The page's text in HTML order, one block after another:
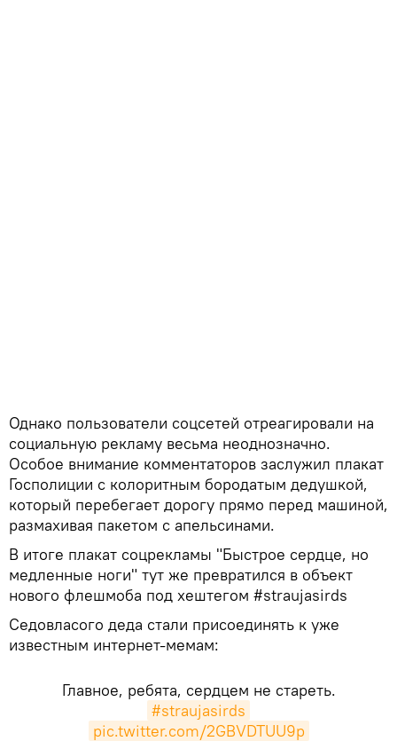
Однако пользователи соцсетей отреагировали на
социальную рекламу весьма неоднозначно.
Особое внимание комментаторов заслужил плакат
Госполиции с колоритным бородатым дедушкой,
который перебегает дорогу прямо перед машиной,
размахивая пакетом с апельсинами.
В итоге плакат соцрекламы "Быстрое сердце, но
медленные ноги" тут же превратился в объект
нового флешмоба под хештегом #straujasirds
Седовласого деда стали присоединять к уже
известным интернет-мемам:
Главное, ребята, сердцем не стареть.
#straujasirds
pic.twitter.com/2GBVDTUU9p